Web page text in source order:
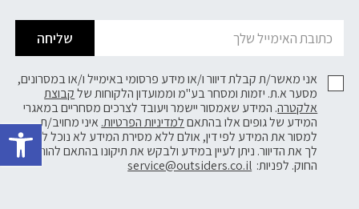
שליחה
אני מאשר/ת קבלת דיוור ו/או מידע פרסומי באימייל ו/או במסרונים,
מסער א.ת. יזמות ומסחר בע"מ וממועדון הלקוחות שלקבוצת
אלקטרה. המידע שאמסור יישמר ויעובד לצרכים מסחריים במאגרי
המידע של גופים אלו בהתאםלמדיניות הפרטיות. איני מחויב/ת
למסור את המידע לפי דין, אולם ללא מסירת המידע לא נוכל לשלוח
לך את הדיוור. ניתן לעיין במידע ולבקש את תיקונו בהתאם להוראות
החוק. לפניות: service@outsiders.co.il